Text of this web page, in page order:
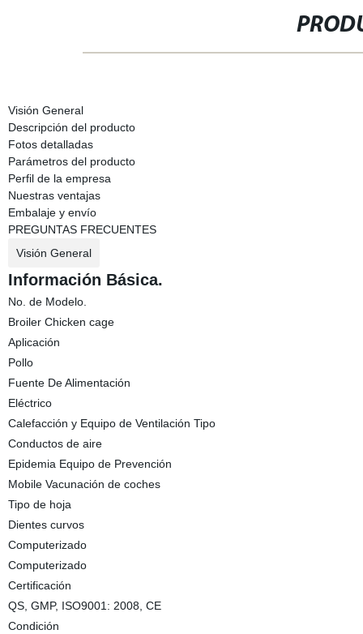
Visión General
Descripción del producto
Fotos detalladas
Parámetros del producto
Perfil de la empresa
Nuestras ventajas
Embalaje y envío
PREGUNTAS FRECUENTES
Visión General
Información Básica.
No. de Modelo.
Broiler Chicken cage
Aplicación
Pollo
Fuente De Alimentación
Eléctrico
Calefacción y Equipo de Ventilación Tipo
Conductos de aire
Epidemia Equipo de Prevención
Mobile Vacunación de coches
Tipo de hoja
Dientes curvos
Computerizado
Computerizado
Certificación
QS, GMP, ISO9001: 2008, CE
Condición